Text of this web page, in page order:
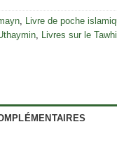
, Livre de poche
, Livres sur le